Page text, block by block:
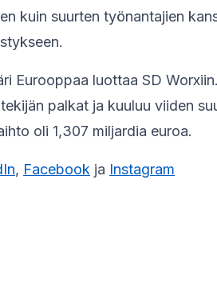
kuin suurten työnantajien
Eurooppaa luottaa SD
palkat ja kuuluu viiden
oli 1,307 miljardia euroa.
, Facebook ja Instagram